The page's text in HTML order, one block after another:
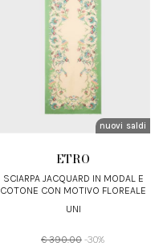
nuovi arrivi
saldi
ETRO
SCIARPA JACQUARD IN MODAL E
COTONE CON MOTIVO FLOREALE
UNI
€ 390.00 -30%